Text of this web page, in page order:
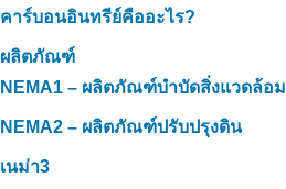
คาร์บอนอินทรีย์คืออะไร?
ผลิตภัณฑ์
NEMA1 – ผลิตภัณฑ์บำบัดสิ่งแวดล้อม
NEMA2 – ผลิตภัณฑ์ปรับปรุงดิน
เนม่า3